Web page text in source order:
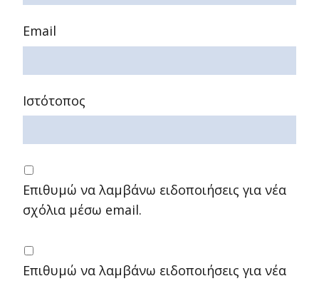
Email
Ιστότοπος
Επιθυμώ να λαμβάνω ειδοποιήσεις για νέα
σχόλια μέσω email.
Επιθυμώ να λαμβάνω ειδοποιήσεις για νέα